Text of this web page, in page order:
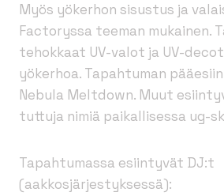
Myös yökerhon sisustus ja
Factoryssa teeman mukainen.
tehokkaat UV-valot ja UV-
yökerhoa. Tapahtuman
Nebula Meltdown. Muut
tuttuja nimiä paikallisessa ug-
Tapahtumassa esiintyvät DJ:t
(aakkosjärjestyksessä):